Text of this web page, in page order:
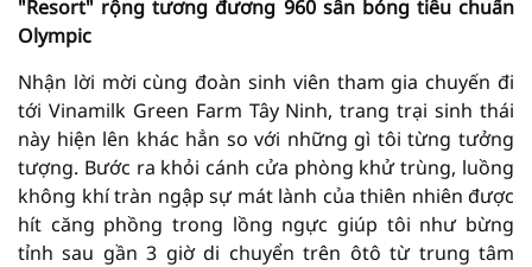
"Resort" rộng tương đương 960 sân bóng tiêu chuẩn
Olympic
Nhận lời mời cùng đoàn sinh viên tham gia chuyến đi
tới Vinamilk Green Farm Tây Ninh, trang trại sinh thái
này hiện lên khác hẳn so với những gì tôi từng tưởng
tượng. Bước ra khỏi cánh cửa phòng khử trùng, luồng
không khí tràn ngập sự mát lành của thiên nhiên được
hít căng phồng trong lồng ngực giúp tôi như bừng
tỉnh sau gần 3 giờ di chuyển trên ôtô từ trung tâm